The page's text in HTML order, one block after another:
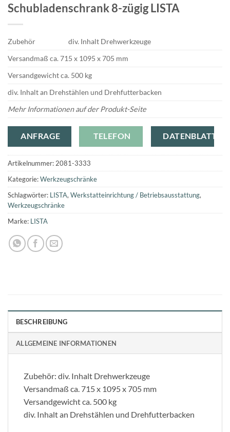
Schubladenschrank 8-zügig LISTA
Zubehör
div. Inhalt Drehwerkzeuge
Versandmaß ca. 715 x 1095 x 705 mm
Versandgewicht ca. 500 kg
div. Inhalt an Drehstählen und Drehfutterbacken
Mehr Informationen auf der Produkt-Seite
ANFRAGE TELEFON DATENBLATT
Artikelnummer: 2081-3333
Kategorie:Werkzeugschränke
Schlagwörter: LISTA, Werkstatteinrichtung / Betriebsausstattung,
Werkzeugschränke
Marke: LISTA
BESCHREIBUNG
ALLGEMEINE INFORMATIONEN
Zubehör: div. Inhalt Drehwerkzeuge
Versandmaß ca. 715 x 1095 x 705 mm
Versandgewicht ca. 500 kg
div. Inhalt an Drehstählen und Drehfutterbacken